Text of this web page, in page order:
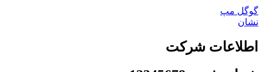
گوگل مپ
نشان
اطلاعات شرکت